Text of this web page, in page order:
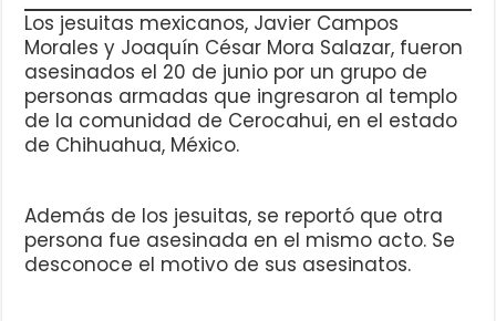
Los jesuitas mexicanos, Javier Campos
Morales y Joaquín César Mora Salazar, fueron
asesinados el 20 de junio por un grupo de
personas armadas que ingresaron al templo
de la comunidad de Cerocahui, en el estado
de Chihuahua, México.
Además de los jesuitas, se reportó que otra
persona fue asesinada en el mismo acto. Se
desconoce el motivo de sus asesinatos.